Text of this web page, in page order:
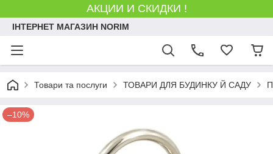
АКЦИИ И СКИДКИ !
ІНТЕРНЕТ МАГАЗИН NORIM
Товари та послуги ТОВАРИ ДЛЯ БУДИНКУ Й САДУ
–10%